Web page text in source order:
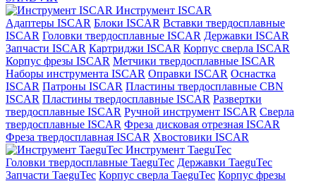
Инструмент ISCAR
Адаптеры ISCAR Блоки ISCAR Вставки твердосплавные
ISCAR Головки твердосплавные ISCAR Державки ISCAR
Запчасти ISCAR Картриджи ISCAR Корпус сверла ISCAR
Корпус фрезы ISCAR Метчики твердосплавные ISCAR
Наборы инструмента ISCAR Оправки ISCAR Оснастка
ISCAR Патроны ISCAR Пластины твердосплавные CBN
ISCAR Пластины твердосплавные ISCAR Развертки
твердосплавные ISCAR Ручной инструмент ISCAR Сверла
твердосплавные ISCAR Фреза дисковая отрезная ISCAR
Фреза твердосплавная ISCAR Хвостовики ISCAR
Инструмент TaeguTec
Головки твердосплавные TaeguTec Державки TaeguTec
Запчасти TaeguTec Корпус сверла TaeguTec Корпус фрезы